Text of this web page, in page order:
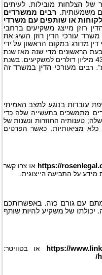
של הצלחות מובילות. לעיתים
משמעותית. רבים ממשרדים
או שותפים עם משרדי
רוזן מייצג משקיעים ברחבי
משרד עורכי הדין רוזן השיג את
מדורג במקום הראשון על ידי
ייצוגיות בשנת 2017. המשרד מדורג בין ארבעת הראשונים מדי שנה מאז שנת
2013, והחזיר מאות מיליוני דולרים למשקיעים. בשנת 2019 לבדה משרד עורכי הדין החזיר מעל 438 מיליון דולרים למשקיעים. בשנת
רבים מעורכי הדין במשרד זה
עובדות בנוגע למצב האמיתי
מתמשכים בתעשייה שלה כדי
טענותיה החוזרות ונשנות של
"רגילה" התבררו כלא מציאותיות. כאשר הפרטים
https:// או צרו קשר
מידע על התביעה הייצוגית.
עם גורם כזה. באפשרותכם
יכולתו של משקיע להיות שותף
https://
או בטוויטר:
/